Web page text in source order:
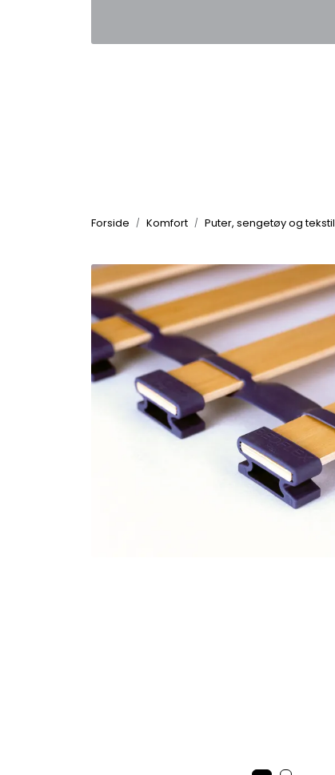
Forside Komfort Puter, sengetøy og tekstil